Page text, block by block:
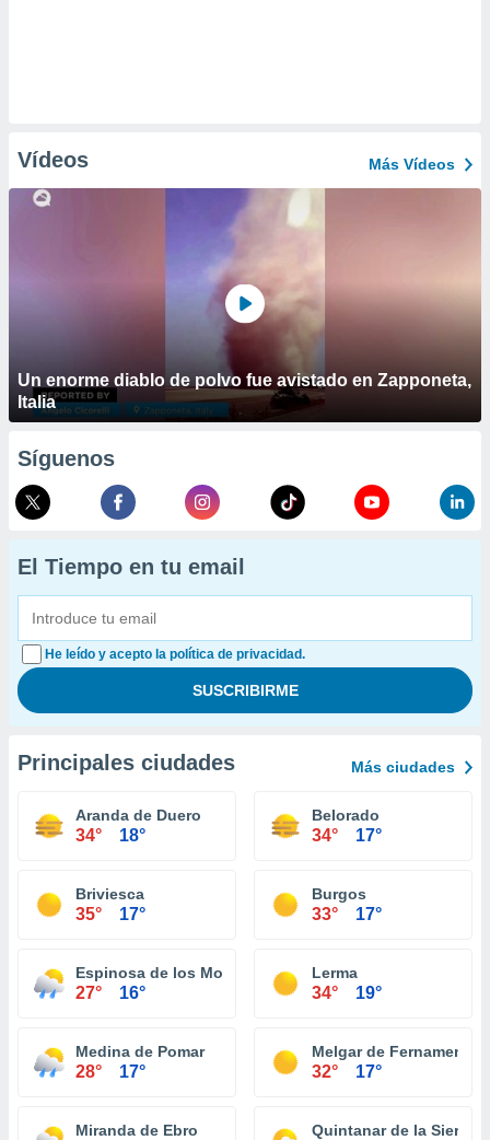
Vídeos Más Vídeos
Un enorme diablo de polvo fue avistado en Zapponeta,
Italia
Síguenos
El Tiempo en tu email
He leído y acepto la política de privacidad.
Principales ciudades Más ciudades
Aranda de Duero
34° 18°
Belorado
34° 17°
Briviesca
35° 17°
Burgos
33° 17°
Espinosa de los Monteros
27° 16°
Lerma
34° 19°
Medina de Pomar
28° 17°
Melgar de Fernamental
32° 17°
Miranda de Ebro Quintanar de la Sierra